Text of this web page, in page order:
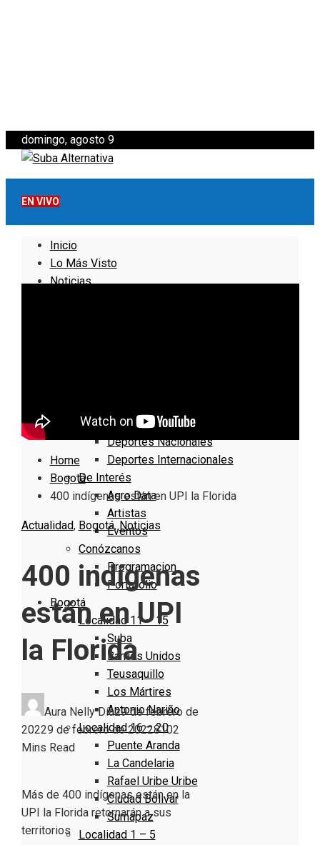
domingo, agosto 9
EN VIVO
Inicio
Lo Más Visto
Noticias
Deportes Locales
Deportes Nacionales
Deportes Internacionales
De Interés
Agro Data
Artistas
Eventos
Conózcanos
Programacion
Portafolio
Bogotá
Localidad 11 – 15
Suba
Barrios Unidos
Teusaquillo
Los Mártires
Antonio Nariño
Localidad 16 – 20
Puente Aranda
La Candelaria
Rafael Uribe Uribe
Ciudad Bolivar
Sumapaz
Localidad 1 – 5
Home
Bogotá
400 indígenas están en UPI la Florida
Actualidad, Bogotá, Noticias
400 indígenas
están en UPI
la Florida
Aura Nelly Díaz9 de febrero de
20229 de febrero de 20228102
Mins Read
Más de 400 indígenas están en la
UPI la Florida retornarán a sus
territorios